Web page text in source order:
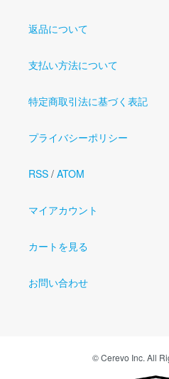
返品について
支払い方法について
特定商取引法に基づく表記
プライバシーポリシー
RSS / ATOM
マイアカウント
カートを見る
お問い合わせ
© Cerevo Inc. All